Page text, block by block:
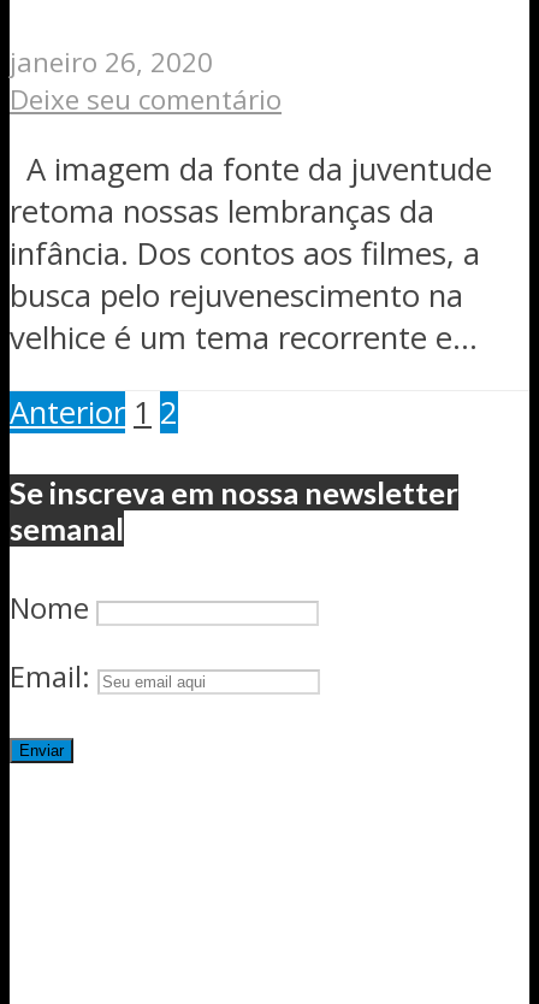
janeiro 26, 2020
Deixe seu comentário
A imagem da fonte da juventude
retoma nossas lembranças da
infância. Dos contos aos filmes, a
busca pelo rejuvenescimento na
velhice é um tema recorrente e...
Anterior 1 2
Se inscreva em nossa newsletter
semanal
Nome
Email: